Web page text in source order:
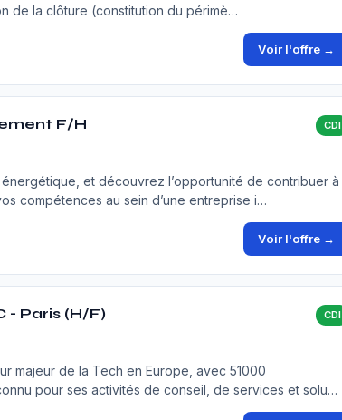
de la clôture (constitution du périmè…
Voir l'offre →
F/H CDI
et découvrez l’opportunité de contribuer à
compétences au sein d’une entreprise i…
Voir l'offre →
- Paris (H/F) CDI
majeur de la Tech en Europe, avec 51000
pour ses activités de conseil, de services et solu…